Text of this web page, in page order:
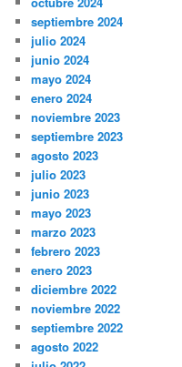
septiembre 2024
julio 2024
junio 2024
mayo 2024
enero 2024
noviembre 2023
septiembre 2023
agosto 2023
julio 2023
junio 2023
mayo 2023
marzo 2023
febrero 2023
enero 2023
diciembre 2022
noviembre 2022
septiembre 2022
agosto 2022